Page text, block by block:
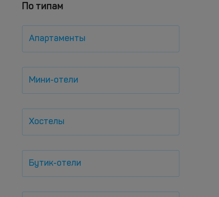
По типам
Апартаменты
Мини-отели
Хостелы
Бутик-отели